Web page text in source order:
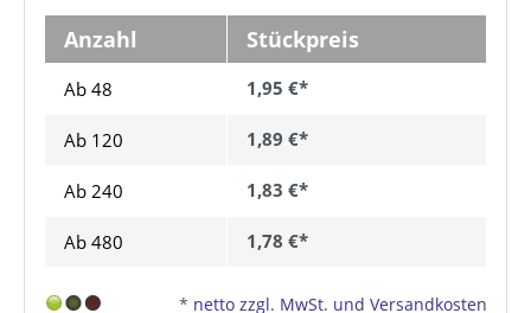
Anzahl Stückpreis
Ab 48 1,95 €*
Ab 120 1,89 €*
Ab 240 1,83 €*
Ab 480 1,78 €*
* netto zzgl. MwSt. und Versandkosten